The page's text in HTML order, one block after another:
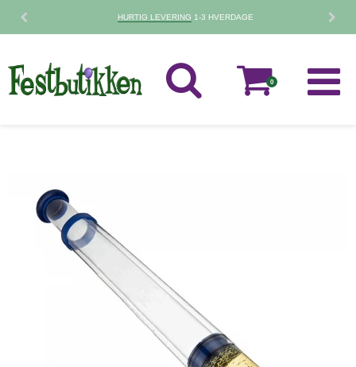
HURTIG LEVERING 1-3 HVERDAGE
0